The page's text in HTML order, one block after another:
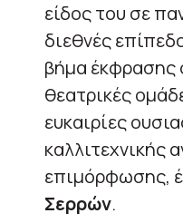
είδος του σε
διεθνές
βήμα έκφρασης
θεατρικές
ευκαιρίες
καλλιτεχνικής
επιμόρφωσης,
Σερρών.